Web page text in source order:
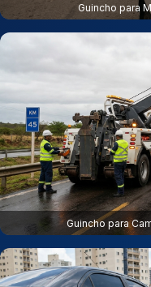
Guincho para
Guincho para